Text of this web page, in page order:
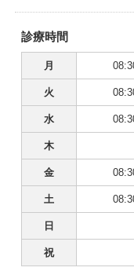
診療時間
月
火
水
木
金
土
日
祝